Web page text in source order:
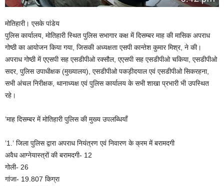
मोतिहारी। एसके पांडेय
पुलिस कार्यालय, मोतिहारी स्थित पुलिस सभागार कक्ष में दिसम्‍बर माह की मासिक अपराध
गोष्ठी का आयोजन किया गया, जिसकी अध्यक्षता एसपी कान्‍तेश कुमार मिश्र, ने की।
अपराध गोष्ठी में एएसपी सह एसडीपीओ रक्सौल, एएसपी सह एसडीपीओ चकिया, एसडीपीओ
सदर, पुलिस उपाधीक्षक (मुख्यालय), एसडीपीओ पकड़ीदयाल एवं एसडीपीओ सिकरहना,
सभी अंचल निरीक्षक, थानाध्यक्ष एवं पुलिस कार्यालय के सभी शाखा प्रभारी भी उपस्थित
रहे।
’माह दिसम्‍बर में मोतिहारी पुलिस की मुख्य उपलब्धियाँ
’1.’ जिला पुलिस द्वारा अपराध नियंत्रण एवं निवारण के क्रम में बरामदगी
अवैध आग्नेयास्त्रों की बरामदगी- 12
गोली- 26
गांजा- 19.807 किग्रा